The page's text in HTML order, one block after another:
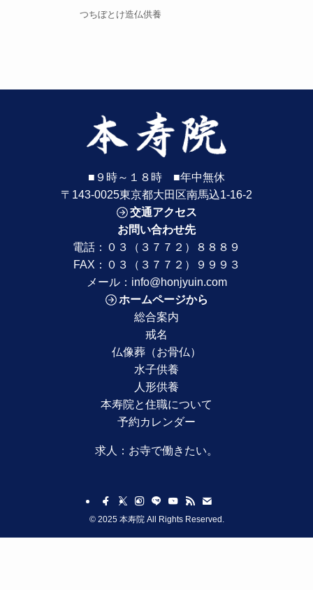
つちぼとけ造仏供養
■９時～１８時 ■年中無休
〒143-0025東京都大田区南馬込1-16-2
交通アクセス
お問い合わせ先
電話： ０３（３７７２）８８８９
FAX：０３（３７７２）９９９３
メール： info@honjyuin.com
ホームページから
総合案内
戒名
仏像葬（お骨仏）
水子供養
人形供養
本寿院と住職について
予約カレンダー
求人： お寺で働きたい。
©2025 本寿院 All Rights Reserved.